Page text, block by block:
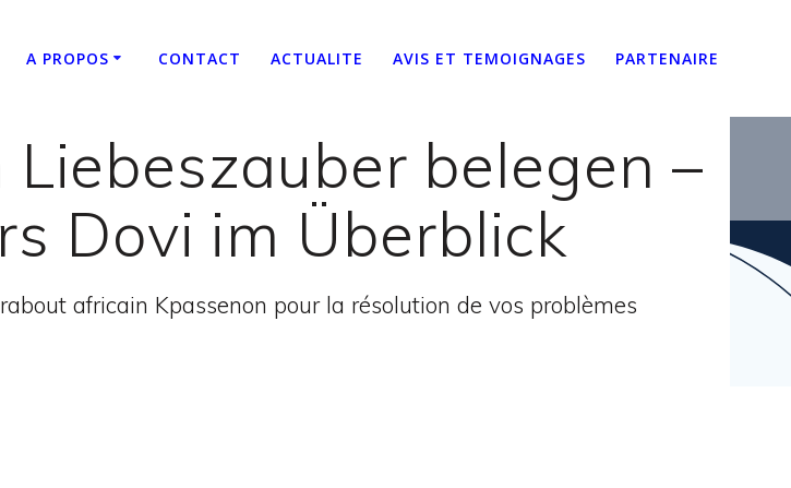
A PROPOS CONTACT ACTUALITE AVIS ET TEMOIGNAGES PARTENAIRE
belegen –
Dovi im Überblick
africain Kpassenon pour la résolution de vos problèmes